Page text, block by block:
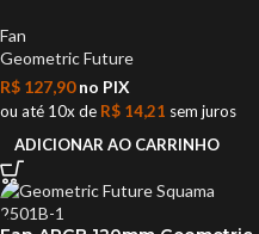
Fan
Geometric Future
R$ 127,90no PIX
ou até 10x de R$ 14,21 sem juros
ADICIONAR AO CARRINHO